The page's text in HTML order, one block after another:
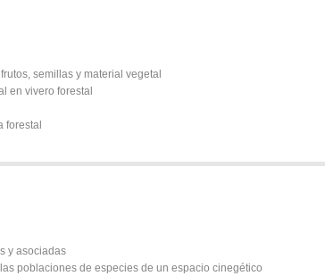
semillas y material vegetal
en vivero forestal
forestal
y asociadas
poblaciones de especies de un espacio cinegético